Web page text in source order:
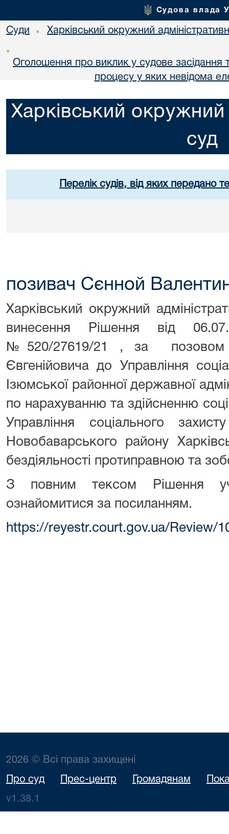
Судова влада
Суди • Харківський окружний
•
Оголошення про виклик у судове засідання
процесу у яких невідома
Харківський окружний
суд
Перелік судів, від яких передано
позивач Сєнной
Харківський окружний
винесення Рішення від
№520/27619/21 , за
Євгенійовича до Управління
Ізюмської районної державної
по нарахуванню та здійсненню
Управління соціального
Новобаварського району
бездіяльності протиправною та
З повним тексом Рішення
ознайомитися за посиланням.
https://reyestr.court.gov.ua/Review/
2026 © Всі права захищені
Про суд Прес-центр Громадянам
v1.38.1